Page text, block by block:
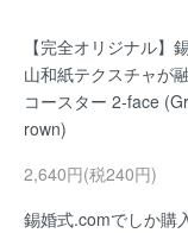
【完全オリジナル】
山和紙テクスチャが
コースター 2-face
rown)
2,640円(税240円)
錫婚式.comでしか購